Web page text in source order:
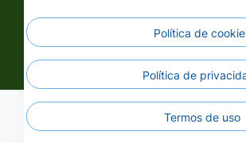
Política de
Política de
Termos de uso